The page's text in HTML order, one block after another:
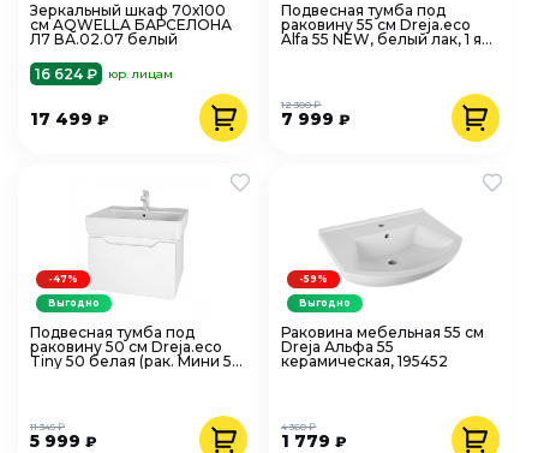
Зеркальный шкаф 70х100
см AQWELLA БАРСЕЛОНА
Л7 ВА.02.07 белый
16 624 ₽
юр. лицам
17 499 ₽
Подвесная тумба под
раковину 55 см Dreja.eco
Alfa 55 NEW, белый лак, 1 ящ.
7 999₽
12 300 ₽
Подвесная тумба под
раковину 50 см Dreja.eco
Tiny 50 белая (рак. Мини 50)
5 999 ₽
11 345 ₽
-47%
Выгодно
Раковина мебельная 55 см
Dreja Альфа 55
керамическая, 195452
1 779₽
4 360 ₽
-59%
Выгодно